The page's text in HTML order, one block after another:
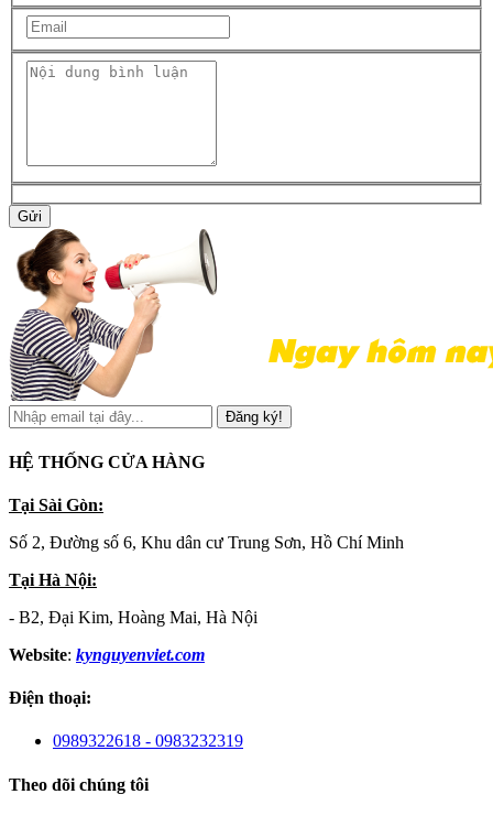
Gửi
Đăng ký!
HỆ THỐNG CỬA HÀNG
Tại Sài Gòn:
Số 2, Đường số 6, Khu dân cư Trung Sơn, Hồ Chí Minh
Tại Hà Nội:
- B2, Đại Kim, Hoàng Mai, Hà Nội
Website: kynguyenviet.com
Điện thoại:
0989322618 - 0983232319
Theo dõi chúng tôi